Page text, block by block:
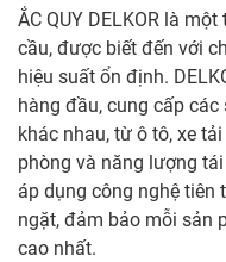
ẮC QUY DELKOR là
cầu, được biết đến với
hiệu suất ổn định.
hàng đầu, cung cấp
khác nhau, từ ô tô, xe
phòng và năng lượng
áp dụng công nghệ tiên
ngặt, đảm bảo mỗi sản
cao nhất.